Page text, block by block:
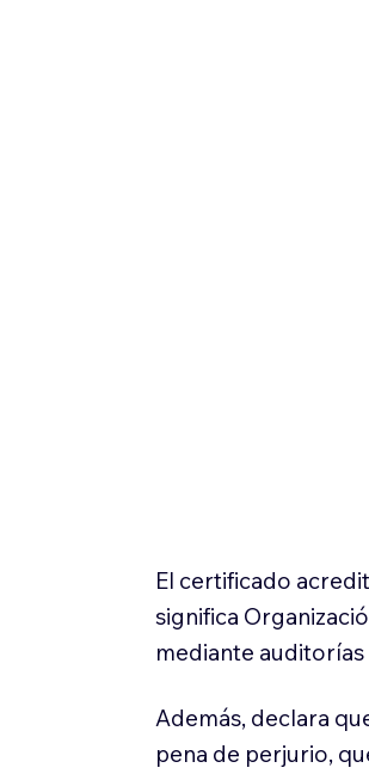
El certificado
significa
mediante
Además, declara
pena de perjurio,